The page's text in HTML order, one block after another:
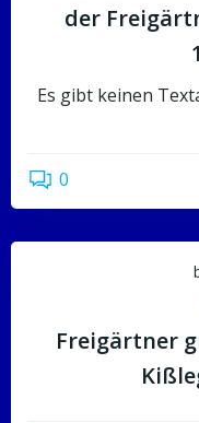
der
Es gibt keinen
0
Freigärtner